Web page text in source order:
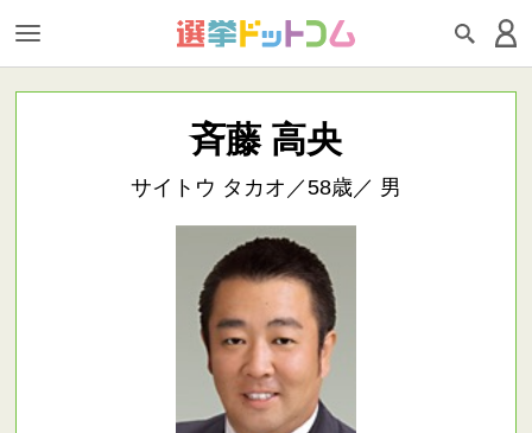
斉藤 高央
サイトウ タカオ／58歳／ 男